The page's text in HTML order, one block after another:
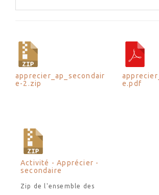
apprecier_ap_secondair
e-2.zip
e.pdf
Activité - Apprécier -
secondaire
Zip de l'ensemble des